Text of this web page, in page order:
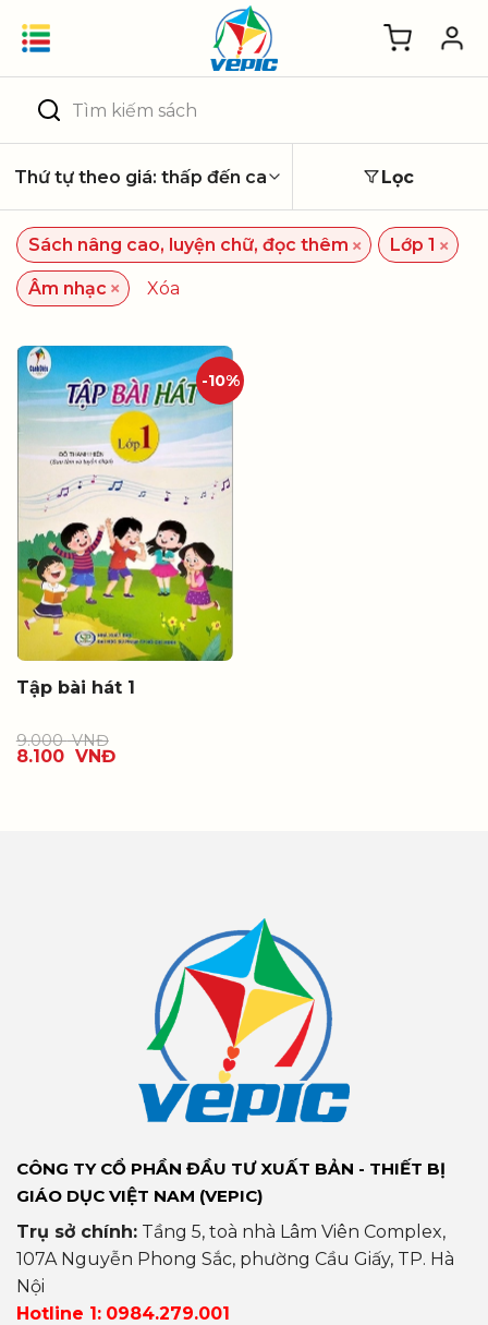
Tìm
kiếm:
Lọc
Sách nâng cao, luyện chữ, đọc thêm × Lớp 1 ×
Âm nhạc × Xóa
-10%
Tập bài hát 1
9.000VNĐ
8.100 VNĐ
CÔNG TY CỔ PHẦN ĐẦU TƯ XUẤT BẢN - THIẾT BỊ
GIÁO DỤC VIỆT NAM (VEPIC)
Trụ sở chính: Tầng 5, toà nhà Lâm Viên Complex,
107A Nguyễn Phong Sắc, phường Cầu Giấy, TP. Hà
Nội
Hotline 1: 0984.279.001